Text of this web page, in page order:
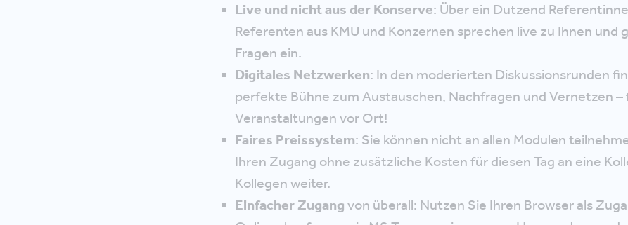
Live und nicht aus der Konserve: Über ein Dutzend
Referenten aus KMU und Konzernen sprechen live zu Ihnen und
Fragen ein.
Digitales Netzwerken: In den moderierten Diskussionsrunden
perfekte Bühne zum Austauschen, Nachfragen und Vernetzen –
Veranstaltungen vor Ort!
Faires Preissystem: Sie können nicht an allen Modulen
Ihren Zugang ohne zusätzliche Kosten für diesen Tag an eine
Kollegen weiter.
Einfacher Zugang von überall: Nutzen Sie Ihren Browser als